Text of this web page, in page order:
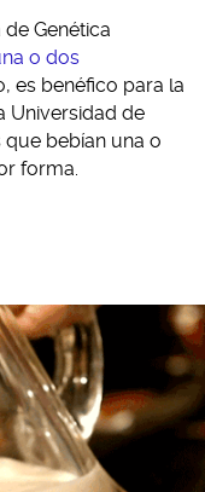
Genética
o dos
es benéfico para la
Universidad de
bebían una o
forma.